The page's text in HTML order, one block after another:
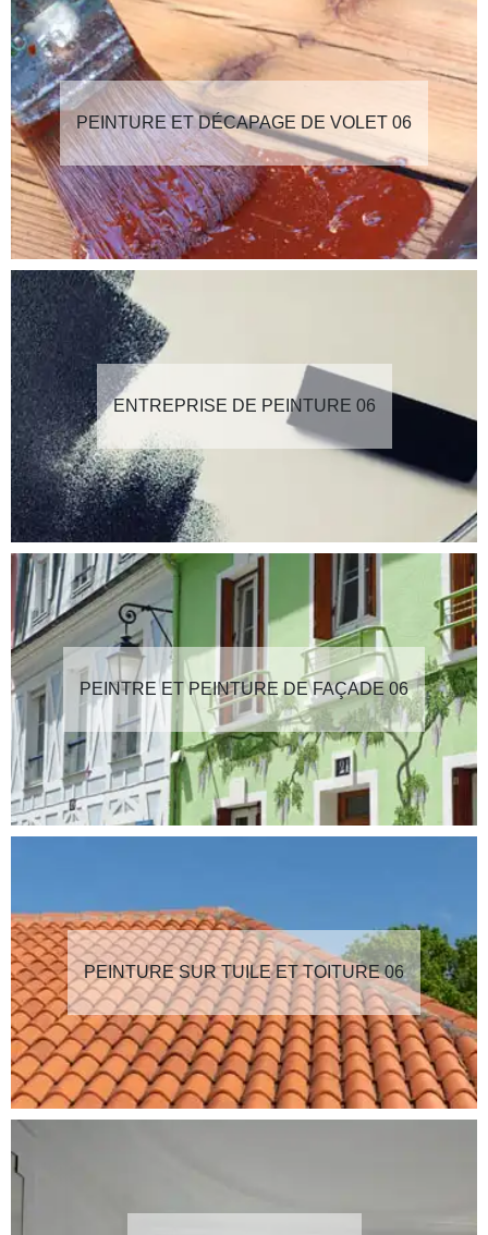
PEINTURE ET DÉCAPAGE DE VOLET 06
ENTREPRISE DE PEINTURE 06
PEINTRE ET PEINTURE DE FAÇADE 06
PEINTURE SUR TUILE ET TOITURE 06